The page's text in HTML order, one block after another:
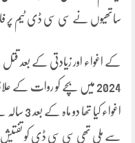
ساتھیوں نے سی سی ڈی ٹیم پر
کے اغواء اور زیادتی کے بعد
2024 میں بچے کو روات کے
اغواء
سے ملی تھی سی سی ڈی کو تفتیش